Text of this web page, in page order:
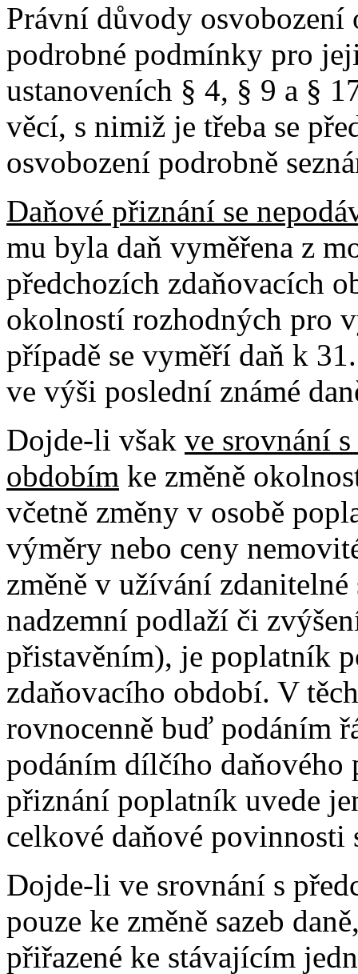
Právní důvody osvobození
podrobné podmínky pro
ustanoveních § 4, § 9 a §
věcí, s nimiž je třeba se
osvobození podrobně
Daňové přiznání se
mu byla daň vyměřena z
předchozích zdaňovacích
okolností rozhodných pro
případě se vyměří daň k
ve výši poslední známé
Dojde-li však ve srovnání
obdobím ke změně
včetně změny v osobě
výměry nebo ceny
změně v užívání
nadzemní podlaží či
přistavěním), je poplatník
zdaňovacího období. V
rovnocenně buď podáním
podáním dílčího
přiznání poplatník uvede
celkové daňové povinnosti
Dojde-li ve srovnání s
pouze ke změně sazeb
přiřazené ke stávajícím